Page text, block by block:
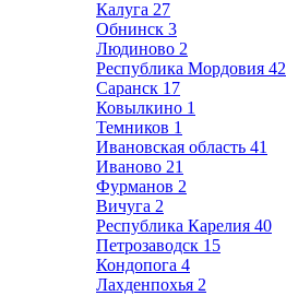
Калуга 27
Обнинск 3
Людиново 2
Республика Мордовия 42
Саранск 17
Ковылкино 1
Темников 1
Ивановская область 41
Иваново 21
Фурманов 2
Вичуга 2
Республика Карелия 40
Петрозаводск 15
Кондопога 4
Лахденпохья 2